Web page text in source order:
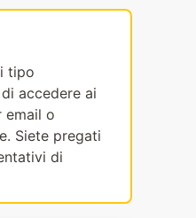
tipo
accedere ai
o
Siete pregati
di